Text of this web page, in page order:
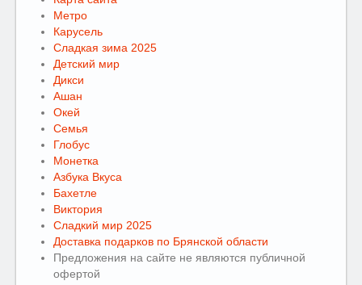
Метро
Карусель
Сладкая зима 2025
Детский мир
Дикси
Ашан
Окей
Семья
Глобус
Монетка
Азбука Вкуса
Бахетле
Виктория
Сладкий мир 2025
Доставка подарков по Брянской области
Предложения на сайте не являются публичной
офертой